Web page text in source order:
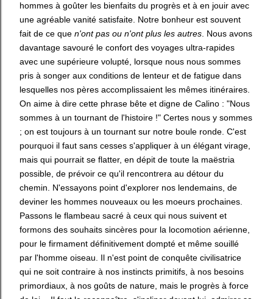
hommes à goûter les bienfaits du progrès et à en jouir avec
une agréable vanité satisfaite. Notre bonheur est souvent
fait de ce que n'ont pas ou n'ont plus les autres . Nous avons
davantage savouré le confort des voyages ultra-rapides
avec une supérieure volupté, lorsque nous nous sommes
pris à songer aux conditions de lenteur et de fatigue dans
lesquelles nos pères accomplissaient les mêmes itinéraires.
On aime à dire cette phrase bête et digne de Calino : "Nous
sommes à un tournant de l'histoire !" Certes nous y sommes
; on est toujours à un tournant sur notre boule ronde. C'est
pourquoi il faut sans cesses s'appliquer à un élégant virage,
mais qui pourrait se flatter, en dépit de toute la maëstria
possible, de prévoir ce qu'il rencontrera au détour du
chemin. N'essayons point d'explorer nos lendemains, de
deviner les hommes nouveaux ou les moeurs prochaines.
Passons le flambeau sacré à ceux qui nous suivent et
formons des souhaits sincères pour la locomotion aérienne,
pour le firmament définitivement dompté et même souillé
par l'homme oiseau. Il n'est point de conquête civilisatrice
qui ne soit contraire à nos instincts primitifs, à nos besoins
primordiaux, à nos goûts de nature, mais le progrès à force